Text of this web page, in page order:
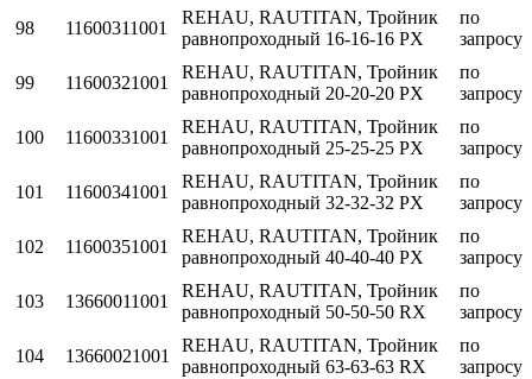
98 11600311001
REHAU, RAUTITAN, Тройник
равнопроходный 16-16-16 PX
по
запросу
99 11600321001
REHAU, RAUTITAN, Тройник
равнопроходный 20-20-20 PX
по
запросу
100 11600331001
REHAU, RAUTITAN, Тройник
равнопроходный 25-25-25 PX
по
запросу
101 11600341001
REHAU, RAUTITAN, Тройник
равнопроходный 32-32-32 PX
по
запросу
102 11600351001
REHAU, RAUTITAN, Тройник
равнопроходный 40-40-40 PX
по
запросу
103 13660011001
REHAU, RAUTITAN, Тройник
равнопроходный 50-50-50 RX
по
запросу
104 13660021001
REHAU, RAUTITAN, Тройник
равнопроходный 63-63-63 RX
по
запросу